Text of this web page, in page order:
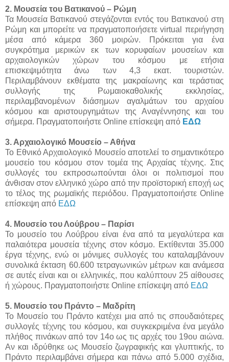
2. Μουσεία του Βατικανού – Ρώμη
Τα Μουσεία Βατικανού στεγάζονται εντός του Βατικανού στη
Ρώμη και μπορείτε να πραγματοποιήσετε virtual περιήγηση
μέσα από κάμερα 360 μοιρών. Πρόκειται για ένα
συγκρότημα μερικών εκ των κορυφαίων μουσείων και
αρχαιολογικών χώρων του κόσμου με ετήσια
επισκεψιμότητα άνω των 4,3 εκατ. τουριστών.
Περιλαμβάνουν εκθέματα της μακραίωνης και τεράστιας
συλλογής της Ρωμαιοκαθολικής εκκλησίας,
περιλαμβανομένων διάσημων αγαλμάτων του αρχαίου
κόσμου και αριστουργημάτων της Αναγέννησης και του
σήμερα. Πραγματοποιήστε Online επίσκεψη από ΕΔΩ
3. Αρχαιολογικό Μουσείο – Αθήνα
Το Εθνικό Αρχαιολογικό Μουσείο αποτελεί το σημαντικότερο
μουσείο του κόσμου στον τομέα της Αρχαίας τέχνης. Στις
συλλογές του εκπροσωπούνται όλοι οι πολιτισμοί που
άνθισαν στον ελληνικό χώρο από την προϊστορική εποχή ως
το τέλος της ρωμαϊκής περιόδου. Πραγματοποιήστε Online
επίσκεψη από ΕΔΩ
4. Μουσείο του Λούβρου – Παρίσι
Το μουσείο του Λούβρου είναι ένα από τα μεγαλύτερα και
παλαιότερα μουσεία τέχνης στον κόσμο. Εκτίθενται 35.000
έργα τέχνης, ενώ οι μόνιμες συλλογές του καταλαμβάνουν
συνολικά έκταση 60.600 τετραγωνικών μέτρων και ανάμεσα
σε αυτές είναι και οι ελληνικές, που καλύπτουν 25 αίθουσες
ή χώρους. Πραγματοποιήστε Online επίσκεψη από ΕΔΩ
5. Μουσείο του Πράντο – Μαδρίτη
Το Μουσείο του Πράντο κατέχει μια από τις σπουδαιότερες
συλλογές τέχνης του κόσμου, και συγκεκριμένα ένα μεγάλο
πλήθος πινάκων από τον 14ο ως τις αρχές του 19ου αιώνα.
Αν και ιδρύθηκε ως Μουσείο ζωγραφικής και γλυπτικής, το
Πράντο περιλαμβάνει σήμερα και πάνω από 5.000 σχέδια,